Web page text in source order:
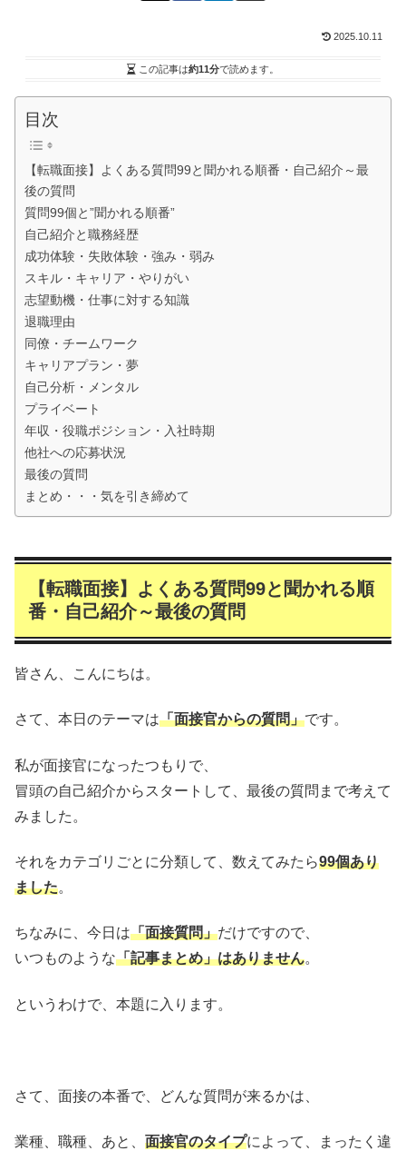
2025.10.11
この記事は約11分で読めます。
目次
【転職面接】よくある質問99と聞かれる順番・自己紹介～最
後の質問
質問99個と”聞かれる順番”
自己紹介と職務経歴
成功体験・失敗体験・強み・弱み
スキル・キャリア・やりがい
志望動機・仕事に対する知識
退職理由
同僚・チームワーク
キャリアプラン・夢
自己分析・メンタル
プライベート
年収・役職ポジション・入社時期
他社への応募状況
最後の質問
まとめ・・・気を引き締めて
【転職面接】よくある質問99と聞かれる順
番・自己紹介～最後の質問
皆さん、こんにちは。
さて、本日のテーマは「面接官からの質問」です。
私が面接官になったつもりで、
冒頭の自己紹介からスタートして、最後の質問まで考えて
みました。
それをカテゴリごとに分類して、数えてみたら99個あり
ました。
ちなみに、今日は「面接質問」だけですので、
いつものような「記事まとめ」はありません。
というわけで、本題に入ります。
さて、面接の本番で、どんな質問が来るかは、
業種、職種、あと、 面接官のタイプによって、まったく違